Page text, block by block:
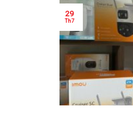
29
Th7